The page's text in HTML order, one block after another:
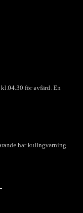
för avfärd. En
har kulingvarning.